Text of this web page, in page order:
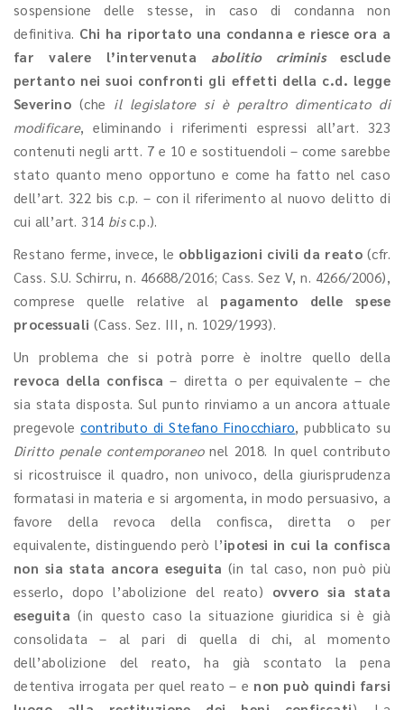
sospensione delle stesse, in caso di condanna non
definitiva. Chi ha riportato una condanna e riesce ora a
far valere l’intervenuta abolitio criminisesclude
pertanto nei suoi confronti gli effetti della c.d. legge
Severino (che il legislatore si è peraltro dimenticato di
modificare, eliminando i riferimenti espressi all’art. 323
contenuti negli artt. 7 e 10 e sostituendoli – come sarebbe
stato quanto meno opportuno e come ha fatto nel caso
dell’art. 322 bis c.p. – con il riferimento al nuovo delitto di
cui all’art. 314 bisc.p.).
Restano ferme, invece, le obbligazioni civili da reato (cfr.
Cass. S.U. Schirru, n. 46688/2016; Cass. Sez V, n. 4266/2006),
comprese quelle relative al pagamento delle spese
processuali (Cass. Sez. III, n. 1029/1993).
Un problema che si potrà porre è inoltre quello della
revoca della confisca– diretta o per equivalente – che
sia stata disposta. Sul punto rinviamo a un ancora attuale
pregevolecontributo di Stefano Finocchiaro, pubblicato su
Diritto penale contemporaneonel 2018. In quel contributo
si ricostruisce il quadro, non univoco, della giurisprudenza
formatasi in materia e si argomenta, in modo persuasivo, a
favore della revoca della confisca, diretta o per
equivalente, distinguendo però l’ipotesi in cui la confisca
non sia stata ancora eseguita (in tal caso, non può più
esserlo, dopo l’abolizione del reato) ovvero sia stata
eseguita (in questo caso la situazione giuridica si è già
consolidata – al pari di quella di chi, al momento
dell’abolizione del reato, ha già scontato la pena
detentiva irrogata per quel reato – e non può quindi farsi